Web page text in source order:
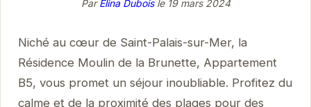
ParElina Duboisle 19 mars 2024
Niché au cœur de Saint-Palais-sur-Mer, la
Résidence Moulin de la Brunette, Appartement
B5, vous promet un séjour inoubliable. Profitez du
calme et de la proximité des plages pour des